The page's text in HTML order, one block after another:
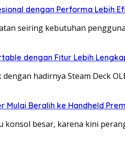
dengan Performa Lebih
seiring kebutuhan
dengan Fitur Lebih
hadirnya Steam Deck
Mulai Beralih ke Handheld
konsol besar, karena kini